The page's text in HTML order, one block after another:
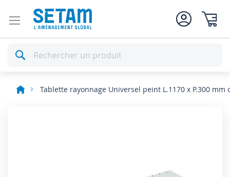
Rechercher
Tablette rayonnage Universel peint L.1170 x P.300 mm